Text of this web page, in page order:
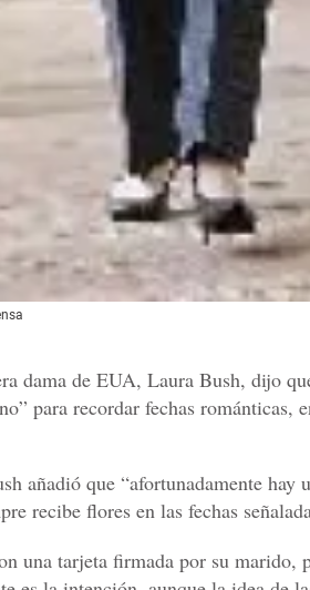
dama de EUA, Laura Bush, dijo
para recordar fechas románticas,
añadió que “afortunadamente hay
recibe flores en las fechas
una tarjeta firmada por su marido,